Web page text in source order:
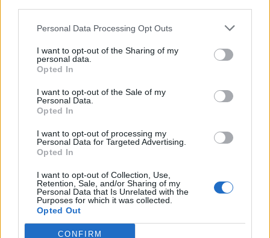
Personal Data Processing Opt Outs
I want to opt-out of the Sharing of my
personal data.
Opted In
I want to opt-out of the Sale of my
Personal Data.
Opted In
I want to opt-out of processing my
Personal Data for Targeted Advertising.
Opted In
I want to opt-out of Collection, Use,
Retention, Sale, and/or Sharing of my
Personal Data that Is Unrelated with the
Purposes for which it was collected.
Opted Out
CONFIRM